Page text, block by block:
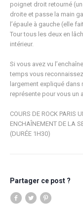
poignet droit retourné
droite et passe la main
l’épaule à gauche (elle
Tour tous les deux en
intérieur.
Si vous avez vu
temps vous
largement expliqué
représente pour vous un
COURS DE ROCK PARIS
ENCHAÎNEMENT DE LA
(DURÉE 1H30)
Partager ce post ?